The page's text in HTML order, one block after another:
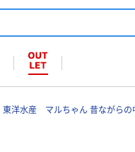
東洋水産 マルちゃん 昔ながら